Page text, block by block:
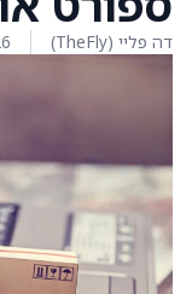
דה פליי (TheFly) 26